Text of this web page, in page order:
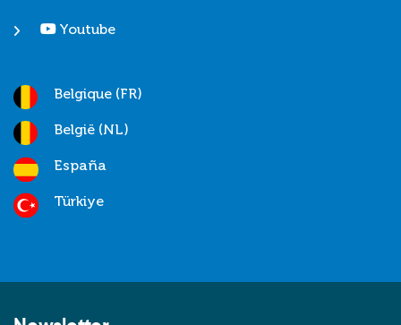
Youtube
Belgique (FR)
België (NL)
España
Türkiye